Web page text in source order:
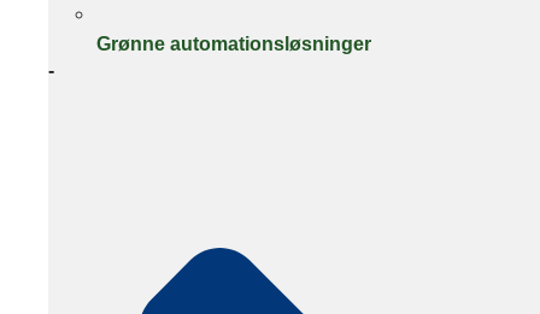
Grønne automationsløsninger
-